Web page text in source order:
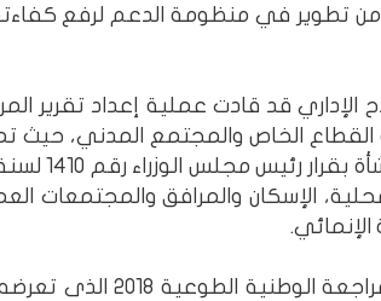
من تطوير في منظومة الدعم لرفع
القطاع الخاص والمجتمع المدني، حيث
الإسكان والمرافق والمجتمعات
الإنمائي.
وتجدر الإشارة إلى أن